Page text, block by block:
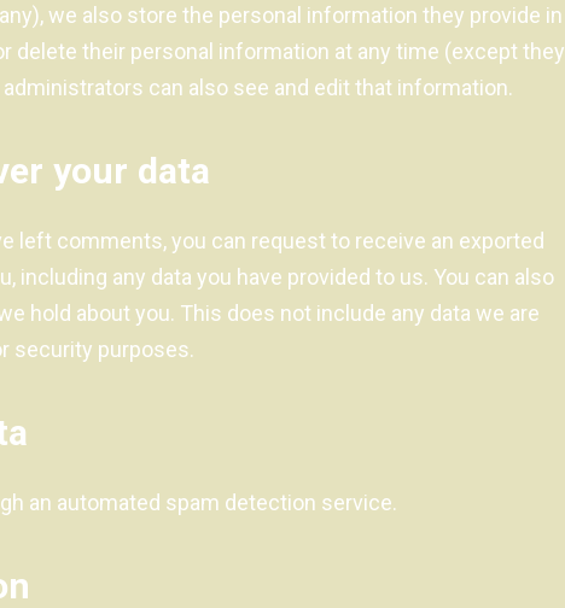
we also store the personal information they provide in
delete their personal information at any time (except they
can also see and edit that information.
your data
left comments, you can request to receive an exported
including any data you have provided to us. You can also
hold about you. This does not include any data we are
security purposes.
an automated spam detection service.